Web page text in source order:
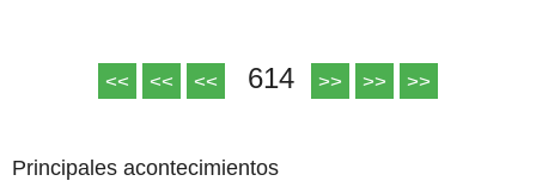
<< << << 614 >> >> >>
Principales acontecimientos